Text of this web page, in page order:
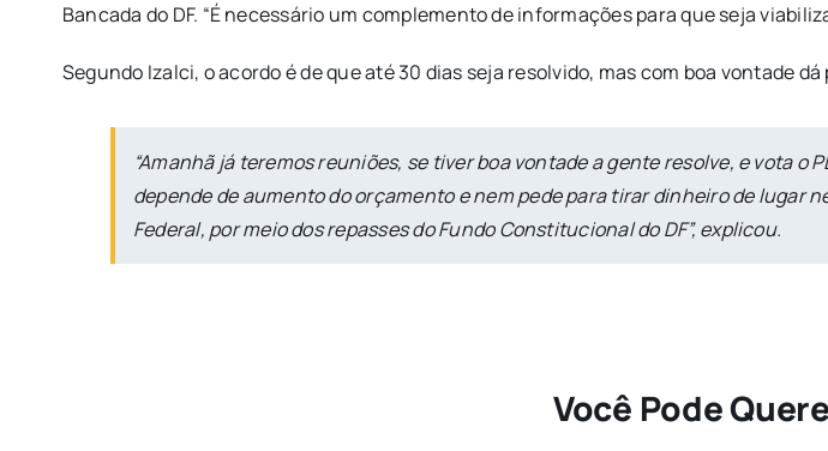
Bancada do DF. “É necessário um complemento de informações para que seja
Segundo Izalci, o acordo é de que até 30 dias seja resolvido, mas com boa vontade
“Amanhã já teremos reuniões, se tiver boa vontade a gente resolve, e vota o
depende de aumento do orçamento e nem pede para tirar dinheiro de
Federal, por meio dos repasses do Fundo Constitucional do DF”, explicou.
Você Pode